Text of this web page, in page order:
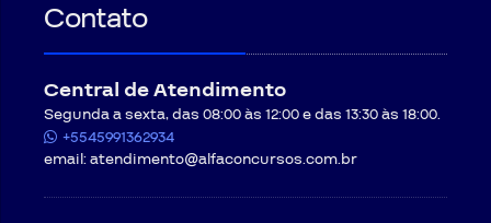
Contato
Central de Atendimento
Segunda a sexta, das 08:00 às 12:00 e das 13:30 às 18:00.
+5545991362934
email:atendimento@alfaconcursos.com.br